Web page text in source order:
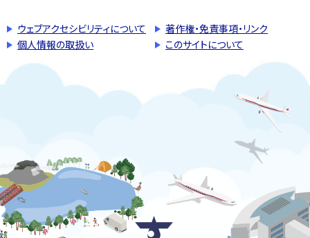
ウェブアクセシビリティについて
著作権・免責事項・リンク
個人情報の取扱い
このサイトについて